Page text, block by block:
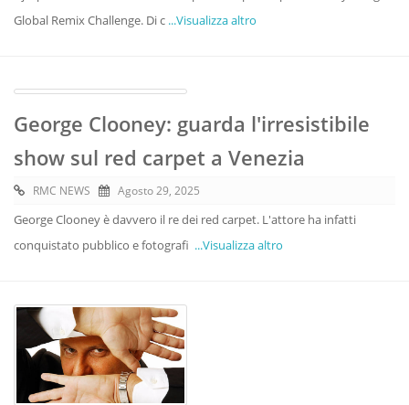
Global Remix Challenge. Di c ...Visualizza altro
George Clooney: guarda l'irresistibile
show sul red carpet a Venezia
RMC NEWS Agosto 29, 2025
George Clooney è davvero il re dei red carpet. L'attore ha infatti
conquistato pubblico e fotografi ...Visualizza altro